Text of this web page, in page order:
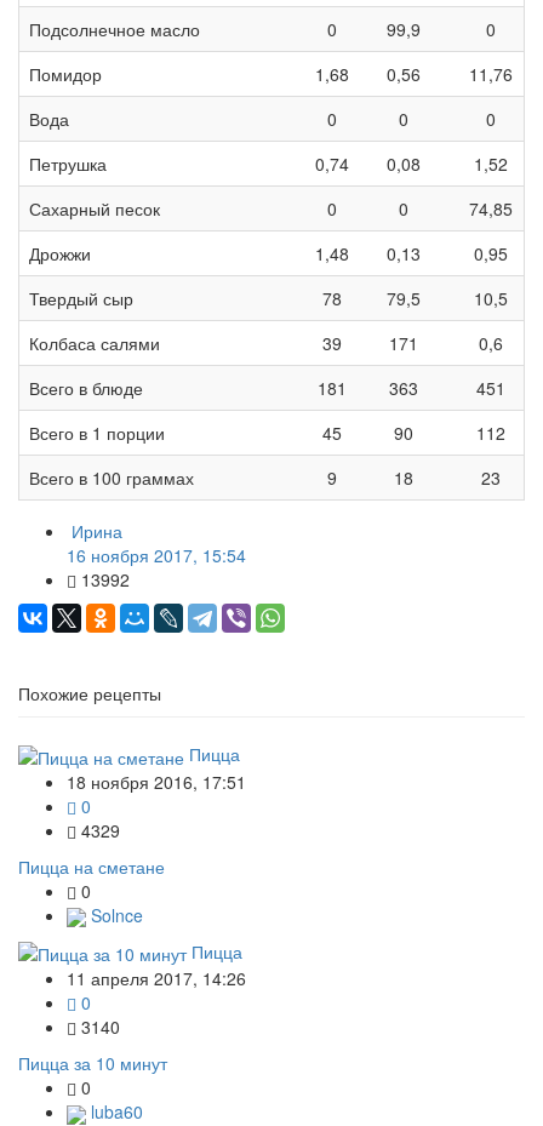
Подсолнечное масло
0 99,9
0
Помидор
1,68 0,56
11,76
Вода
0 0
0
Петрушка
0,74 0,08
1,52
Сахарный песок
0 0
74,85
Дрожжи
1,48 0,13
0,95
Твердый сыр
78 79,5
10,5
Колбаса салями
39 171
0,6
Всего в блюде
181 363
451
Всего в 1 порции
45 90
112
Всего в 100 граммах
9 18 23
Ирина
16 ноября 2017, 15:54
13992
Похожие рецепты
Пицца
18 ноября 2016, 17:51
0
4329
Пицца на сметане
0
Solnce
Пицца
11 апреля 2017, 14:26
0
3140
Пицца за 10 минут
0
luba60